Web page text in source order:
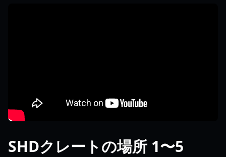
SHDクレートの場所 1〜5